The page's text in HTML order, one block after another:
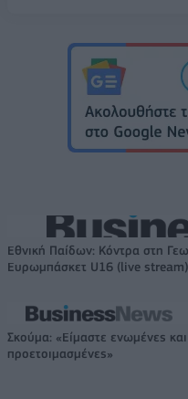
Εθνική Παίδων: Κόντρα στη
Ευρωμπάσκετ U16 (live stream)
Σκούμα: «Είμαστε ενωμένες και
προετοιμασμένες»